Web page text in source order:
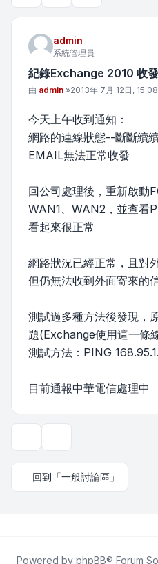
admin
系統管理員
紀錄Exchange 2010 收
文章
由 admin »2013年 7月 12日, 15:08
今天上午收到通知：
網路的連線狀態--斷斷續
EMAIL無法正常收發
回公司處理後，重新啟動
WAN1、WAN2，並查看
看起來很正常
網路狀況已經正常，且對
但仍無法收到外面寄來的
測試過多種方法後發現，
題(Exchange使用這一條
測試方法：PING
目前通報中華電信處理中
回到「一般討論區」
Powered by phpBB® Forum